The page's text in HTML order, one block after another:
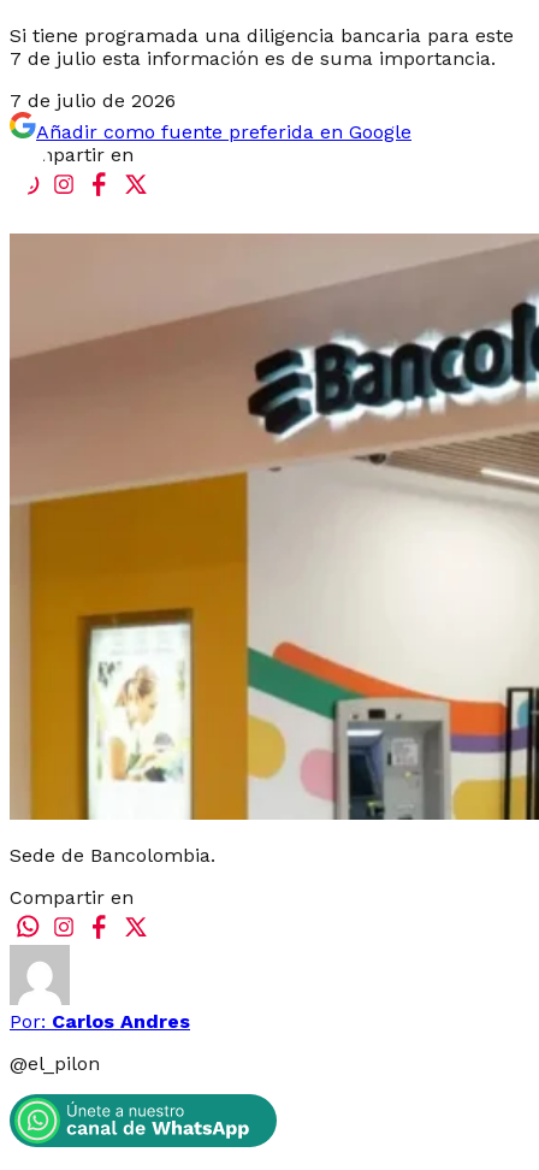
Si tiene programada una diligencia bancaria para este
7 de julio esta información es de suma importancia.
7 de julio de 2026
Añadir como fuente preferida en Google
Compartir en
Sede de Bancolombia.
Compartir en
Por: Carlos Andres
@el_pilon